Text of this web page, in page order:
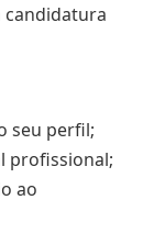
candidatura
seu perfil;
profissional;
ao